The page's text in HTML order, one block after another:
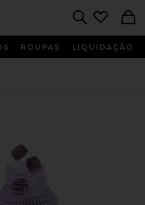
ROUPAS LIQUIDAÇÃO
EM GOMA SLEEP